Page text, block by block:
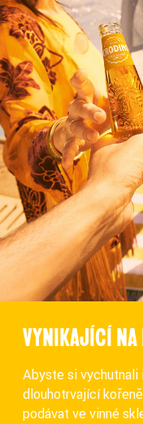
VYNIKAJÍCÍ NA
Abyste si
dlouhotrvající
podávat ve vinné